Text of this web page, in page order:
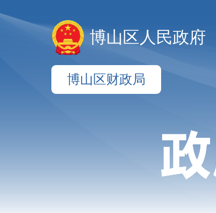
博山区人民政府
博山区财政局